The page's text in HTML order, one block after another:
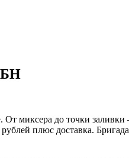
миксера до точки
плюс доставка. Бригада